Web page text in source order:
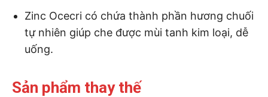
Zinc Ocecri có chứa thành phần hương chuối
tự nhiên giúp che được mùi tanh kim loại, dễ
uống.
Sản phẩm thay thế